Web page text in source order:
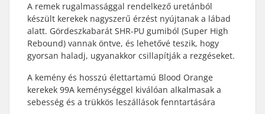
A remek rugalmassággal rendelkező uretánból
készült kerekek nagyszerű érzést nyújtanak a lábad
alatt. Gördeszkabarát SHR-PU gumiból (Super High
Rebound) vannak öntve, és lehetővé teszik, hogy
gyorsan haladj, ugyanakkor csillapítják a rezgéseket.
A kemény és hosszú élettartamú Blood Orange
kerekek 99A keménységgel kiválóan alkalmasak a
sebesség és a trükkös leszállások fenntartására